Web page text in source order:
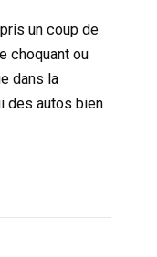
un coup de
choquant ou
dans la
des autos bien